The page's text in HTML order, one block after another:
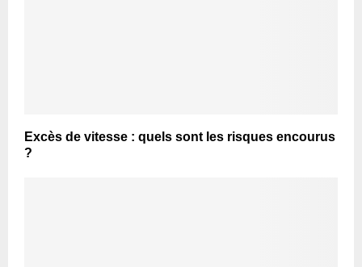
Excès de vitesse : quels sont les risques encourus
?